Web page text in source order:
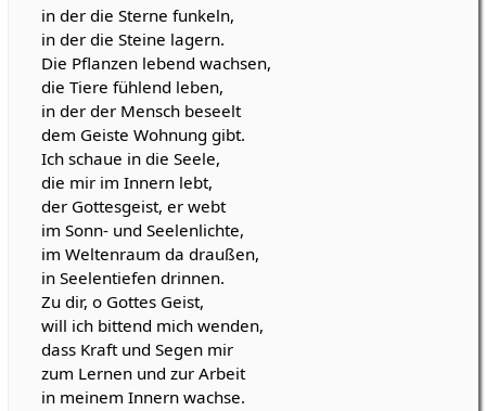
in der die Sterne funkeln,
in der die Steine lagern.
Die Pflanzen lebend wachsen,
die Tiere fühlend leben,
in der der Mensch beseelt
dem Geiste Wohnung gibt.
Ich schaue in die Seele,
die mir im Innern lebt,
der Gottesgeist, er webt
im Sonn- und Seelenlichte,
im Weltenraum da draußen,
in Seelentiefen drinnen.
Zu dir, o Gottes Geist,
will ich bittend mich wenden,
dass Kraft und Segen mir
zum Lernen und zur Arbeit
in meinem Innern wachse.